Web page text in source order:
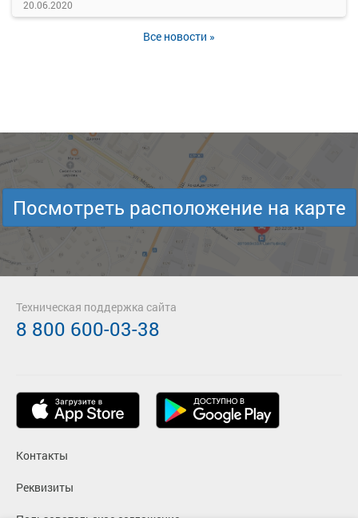
20.06.2020
Все новости »
Посмотреть расположение на карте
Контакты
Реквизиты
Техническая поддержка сайта
8 800 600-03-38